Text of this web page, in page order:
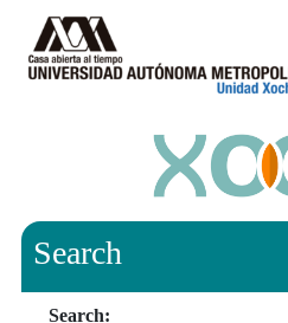
Search
Search: